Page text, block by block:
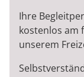
Ihre
kostenlos am
unserem